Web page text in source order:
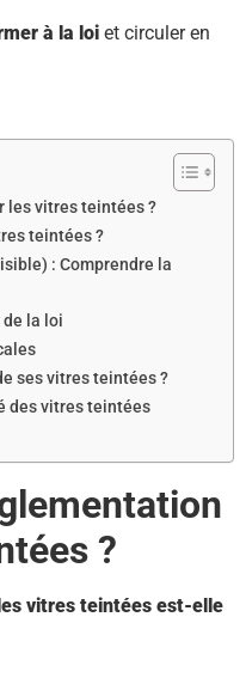
à la loi et circuler en
les vitres teintées ?
teintées ?
: Comprendre la
la loi
ses vitres teintées ?
des vitres teintées
?
vitres teintées est-elle